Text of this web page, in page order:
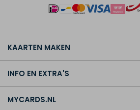
KAARTEN MAKEN
INFO EN EXTRA'S
MYCARDS.NL